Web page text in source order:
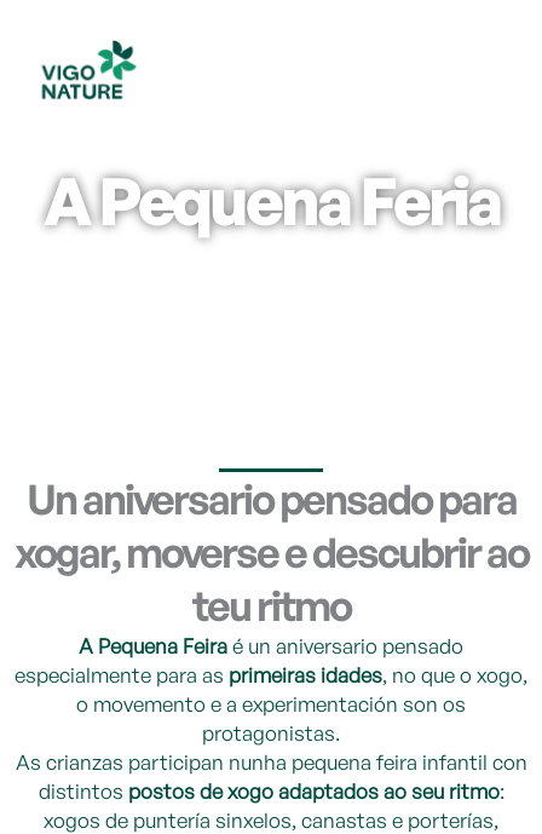
contenido
A Pequena Feria
Un aniversario pensado para
xogar, moverse e descubrir ao
teu ritmo
A Pequena Feiraé un aniversario pensado
especialmente para as primeiras idades, no que o xogo,
o movemento e a experimentación son os
protagonistas.
As crianzas participan nunha pequena feira infantil con
distintos postos de xogo adaptados ao seu ritmo:
xogos de puntería sinxelos, canastas e porterías,